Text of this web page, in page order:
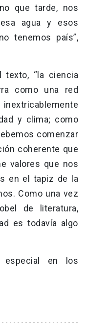
que tarde, nos
agua y esos
tenemos país”,
“la ciencia
como una red
y clima; como
comenzar
coherente que
valores que nos
en el tapiz de la
Como una vez
de literatura,
es todavía algo
especial en los